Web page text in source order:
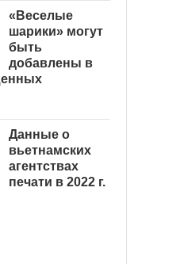
«Веселые
шарики» могут
быть
добавлены в
Данные о
вьетнамских
агентствах
печати в 2022 г.